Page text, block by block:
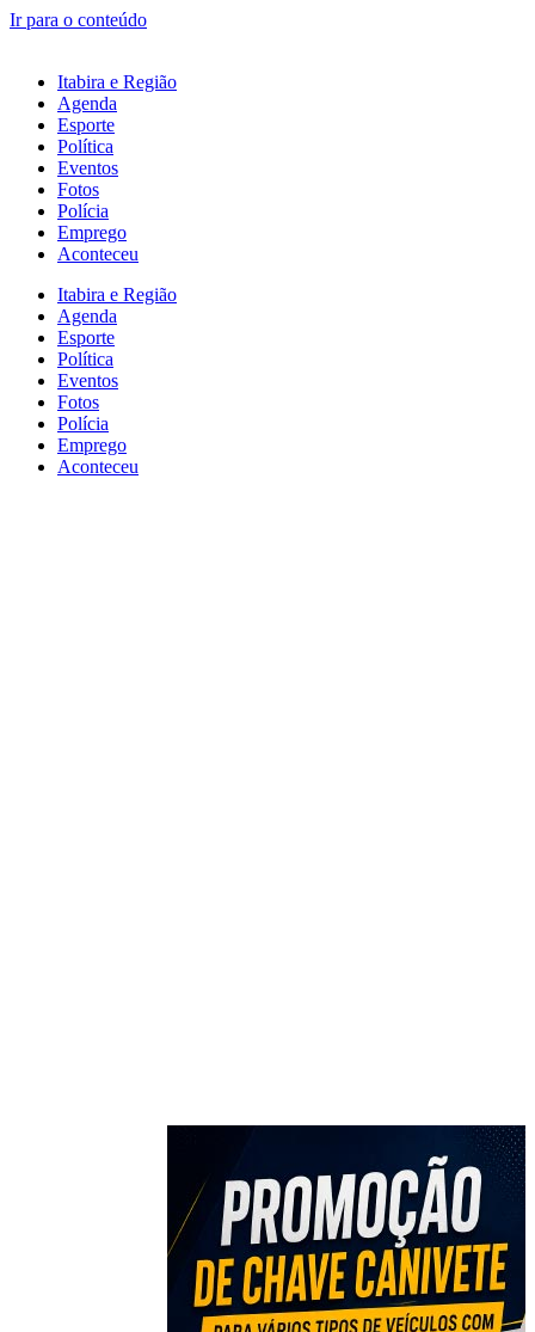
Ir para o conteúdo
Itabira e Região
Agenda
Esporte
Política
Eventos
Fotos
Polícia
Emprego
Aconteceu
Itabira e Região
Agenda
Esporte
Política
Eventos
Fotos
Polícia
Emprego
Aconteceu